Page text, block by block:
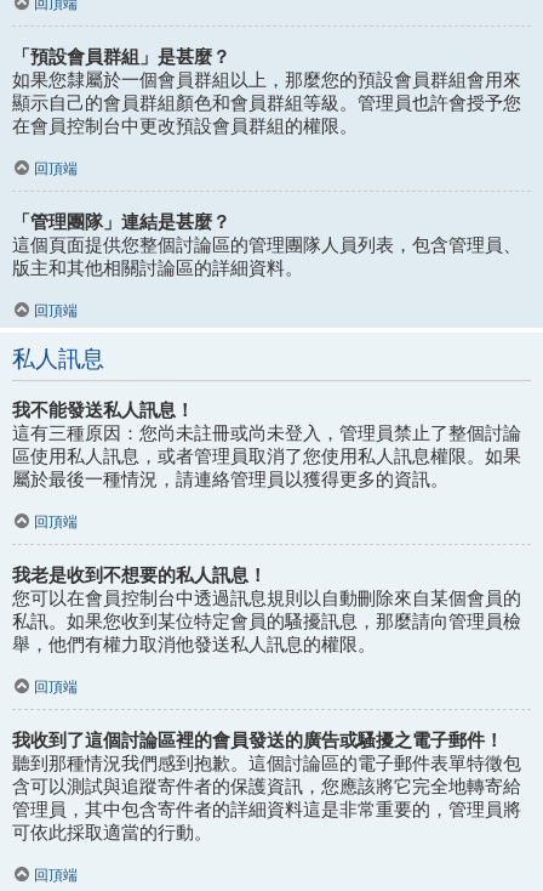
「預設會員群組」是甚麼？
如果您隸屬於一個會員群組以上，那麼您的預設會員群組會用來
顯示自己的會員群組顏色和會員群組等級。管理員也許會授予您
在會員控制台中更改預設會員群組的權限。
回頂端
「管理團隊」連結是甚麼？
這個頁面提供您整個討論區的管理團隊人員列表，包含管理員、
版主和其他相關討論區的詳細資料。
回頂端
私人訊息
我不能發送私人訊息！
這有三種原因：您尚未註冊或尚未登入，管理員禁止了整個討論
區使用私人訊息，或者管理員取消了您使用私人訊息權限。如果
屬於最後一種情況，請連絡管理員以獲得更多的資訊。
回頂端
我老是收到不想要的私人訊息！
您可以在會員控制台中透過訊息規則以自動刪除來自某個會員的
私訊。如果您收到某位特定會員的騷擾訊息，那麼請向管理員檢
舉，他們有權力取消他發送私人訊息的權限。
回頂端
我收到了這個討論區裡的會員發送的廣告或騷擾之電子郵件！
聽到那種情況我們感到抱歉。這個討論區的電子郵件表單特徵包
含可以測試與追蹤寄件者的保護資訊，您應該將它完全地轉寄給
管理員，其中包含寄件者的詳細資料這是非常重要的，管理員將
可依此採取適當的行動。
回頂端